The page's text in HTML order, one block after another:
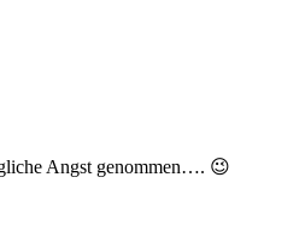
Angst genommen…. 😉